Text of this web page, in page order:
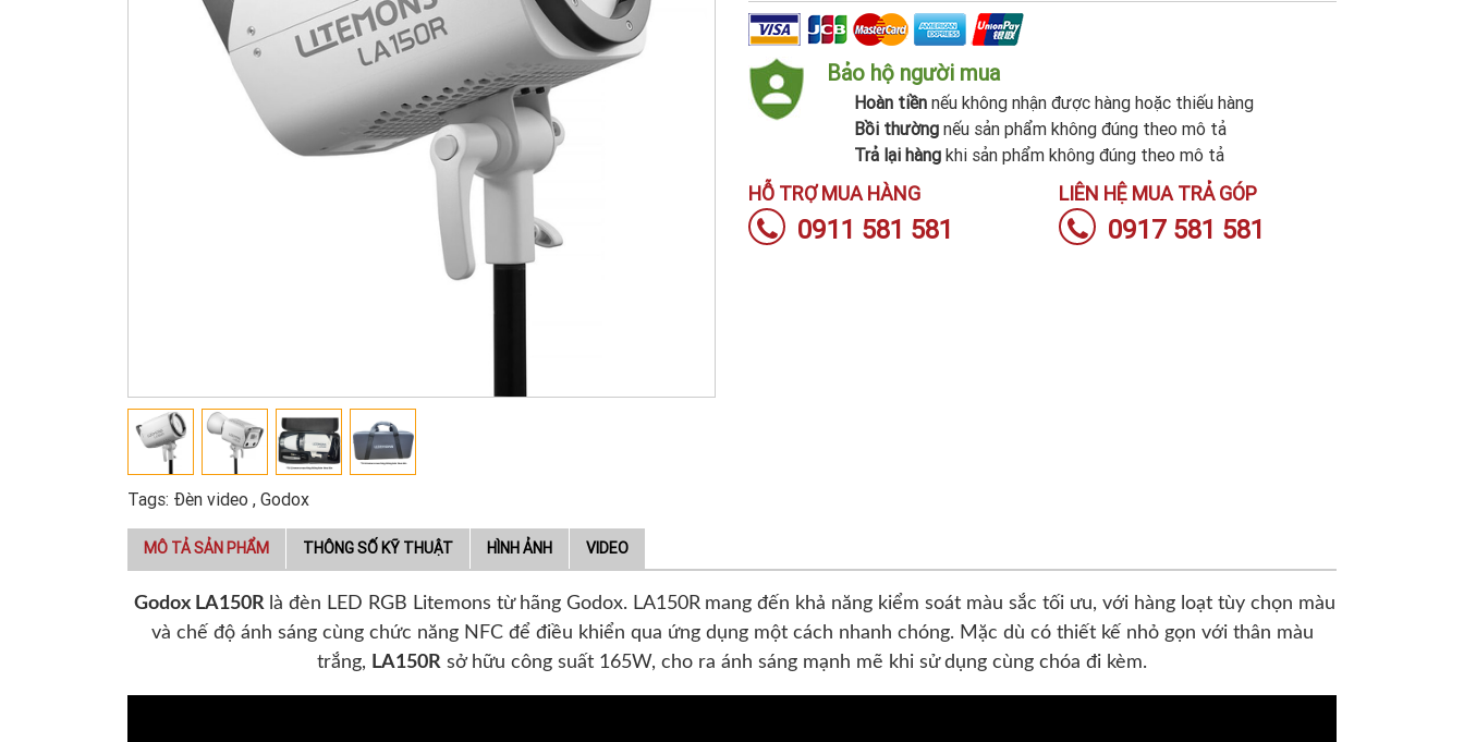
Tags: Đèn video , Godox
Bảo hộ người mua
Hoàn tiền nếu không nhận được hàng hoặc thiếu hàng
Bồi thường nếu sản phẩm không đúng theo mô tả
Trả lại hàng khi sản phẩm không đúng theo mô tả
HỖ TRỢ MUA HÀNG
0911 581 581
LIÊN HỆ MUA TRẢ GÓP
0917 581 581
MÔ TẢ SẢN PHẨM THÔNG SỐ KỸ THUẬT HÌNH ẢNH VIDEO
Godox LA150R là đèn LED RGB Litemons từ hãng Godox. LA150R mang đến khả năng kiểm soát màu sắc tối ưu, với hàng loạt tùy chọn màu
và chế độ ánh sáng cùng chức năng NFC để điều khiển qua ứng dụng một cách nhanh chóng. Mặc dù có thiết kế nhỏ gọn với thân màu
trắng, LA150R sở hữu công suất 165W, cho ra ánh sáng mạnh mẽ khi sử dụng cùng chóa đi kèm.